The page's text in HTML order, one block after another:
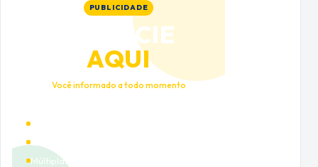
PUBLICIDADE
ANUNCIE
AQUI
Você informado a todo momento
Múltiplas categorias